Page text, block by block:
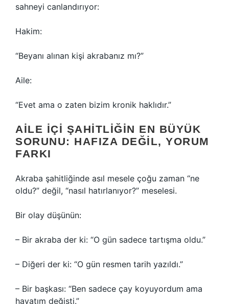
sahneyi canlandırıyor:
Hakim:
“Beyanı alınan kişi akrabanız mı?”
Aile:
“Evet ama o zaten bizim kronik haklıdır.”
AILE IÇI ŞAHITLIĞIN EN BÜYÜK
SORUNU: HAFIZA DEĞIL, YORUM
FARKI
Akraba şahitliğinde asıl mesele çoğu zaman “ne
oldu?” değil, “nasıl hatırlanıyor?” meselesi.
Bir olay düşünün:
– Bir akraba der ki: “O gün sadece tartışma oldu.”
– Diğeri der ki: “O gün resmen tarih yazıldı.”
– Bir başkası: “Ben sadece çay koyuyordum ama
hayatım değişti.”